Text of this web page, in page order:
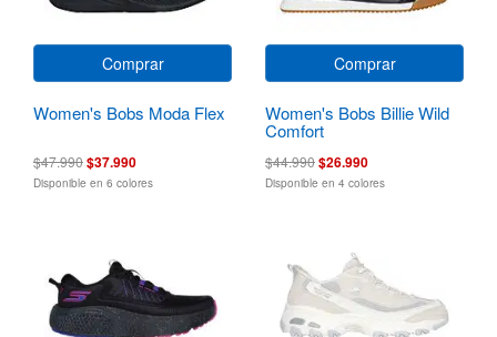
Comprar
Women's Bobs Moda Flex
$47.990$37.990
Disponible en 6 colores
Comprar
Women's Bobs Billie Wild
Comfort
$44.990$26.990
Disponible en 4 colores